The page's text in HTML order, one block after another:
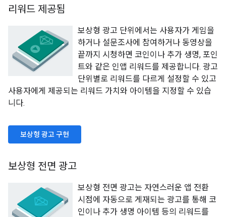
리워드 제공됨
보상형 광고 단위에서는 사용자가 게임을
하거나 설문조사에 참여하거나 동영상을
끝까지 시청하면 코인이나 추가 생명, 포인
트와 같은 인앱 리워드를 제공합니다. 광고
단위별로 리워드를 다르게 설정할 수 있고
사용자에게 제공되는 리워드 가치와 아이템을 지정할 수 있습
니다.
보상형 광고 구현
보상형 전면 광고
보상형 전면 광고는 자연스러운 앱 전환
시점에 자동으로 게재되는 광고를 통해 코
인이나 추가 생명 아이템 등의 리워드를